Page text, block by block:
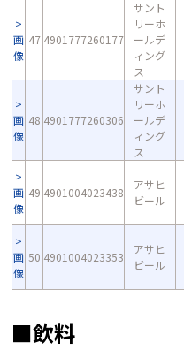
画
像
47 4901777260177
サント
リーホ
ールデ
ィング
ス
画
像
48 4901777260306
サント
リーホ
ールデ
ィング
ス
画
像
49 4901004023438
アサヒ
ビール
画
像
50 4901004023353
アサヒ
ビール
■飲料